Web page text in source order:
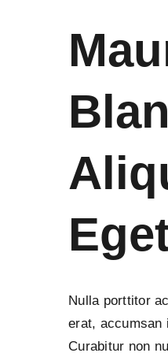
Nulla porttitor
erat, accumsan
Curabitur non